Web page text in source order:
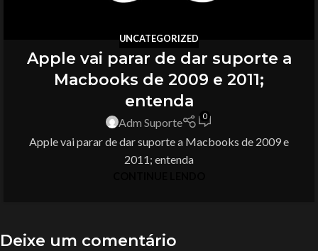
UNCATEGORIZED
Apple vai parar de dar suporte a
Macbooks de 2009 e 2011;
entenda
Adm Suporte 0
Apple vai parar de dar suporte a Macbooks de 2009 e
2011; entenda
Deixe um comentário